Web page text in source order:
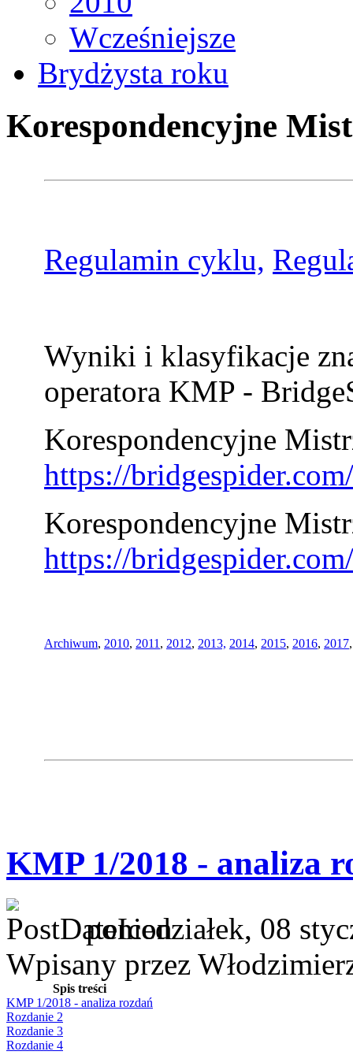
Wcześniejsze
Brydżysta roku
Korespondencyjne
Regulamin cyklu,
Wyniki i klasyfikacje
operatora KMP -
Korespondencyjne
https://
Korespondencyjne
https://
Archiwum, 2010, 2011 , 2012, 2013, 2014, 2015, 2016, 2017
KMP 1/2018 - analiza
poniedziałek, 08
Wpisany przez
Spis treści
KMP 1/2018 - analiza rozdań
Rozdanie 2
Rozdanie 3
Rozdanie 4